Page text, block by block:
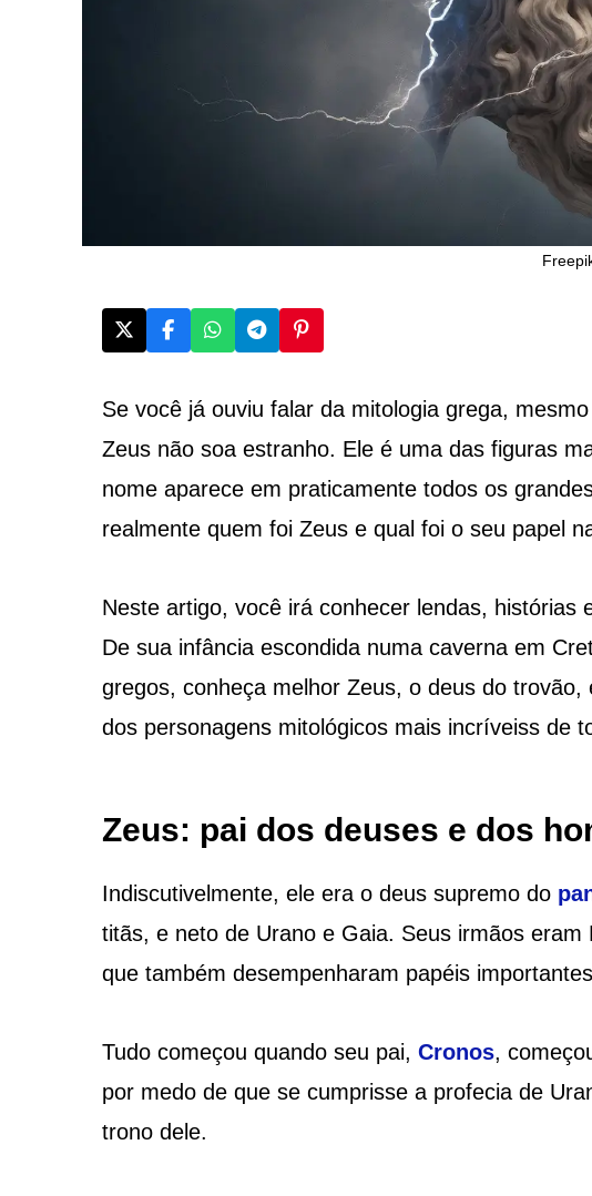
Se você já ouviu falar da mitologia grega,
Zeus não soa estranho. Ele é uma das figuras
nome aparece em praticamente todos os
realmente quem foi Zeus e qual foi o seu papel
Neste artigo, você irá conhecer lendas, histórias
De sua infância escondida numa caverna em
gregos, conheça melhor Zeus, o deus do
dos personagens mitológicos mais incríveiss de
Zeus: pai dos deuses e dos
Indiscutivelmente, ele era o deus supremo do
titãs, e neto de Urano e Gaia. Seus irmãos
que também desempenharam papéis
Tudo começou quando seu pai, Cronos,
por medo de que se cumprisse a profecia de
trono dele.